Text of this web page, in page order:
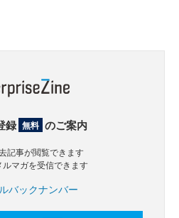
録 無料 のご案内
記事が閲覧できます
ルマガを受信できます
バックナンバー